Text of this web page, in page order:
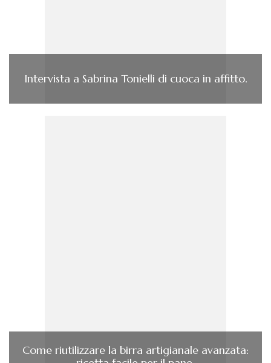
Intervista a Sabrina Tonielli di cuoca in affitto.
Come riutilizzare la birra artigianale avanzata: